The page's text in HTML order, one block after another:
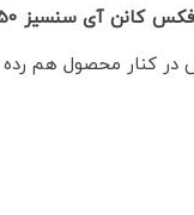
فکس کانن آی سنسيز L150
در کنار محصول هم